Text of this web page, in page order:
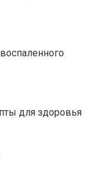
для здоровья